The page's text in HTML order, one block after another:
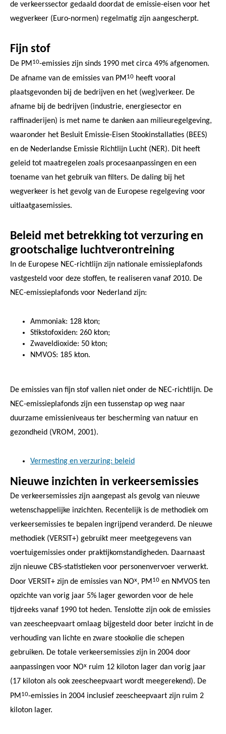
de verkeerssector gedaald doordat de emissie-eisen voor het
wegverkeer (Euro-normen) regelmatig zijn aangescherpt.
Fijn stof
De PM 10-emissies zijn sinds 1990 met circa 49% afgenomen.
De afname van de emissies van PM 10 heeft vooral
plaatsgevonden bij de bedrijven en het (weg)verkeer. De
afname bij de bedrijven (industrie, energiesector en
raffinaderijen) is met name te danken aan milieuregelgeving,
waaronder het Besluit Emissie-Eisen Stookinstallaties (BEES)
en de Nederlandse Emissie Richtlijn Lucht (NER). Dit heeft
geleid tot maatregelen zoals procesaanpassingen en een
toename van het gebruik van filters. De daling bij het
wegverkeer is het gevolg van de Europese regelgeving voor
uitlaatgasemissies.
Beleid met betrekking tot verzuring en
grootschalige luchtverontreining
In de Europese NEC-richtlijn zijn nationale emissieplafonds
vastgesteld voor deze stoffen, te realiseren vanaf 2010. De
NEC-emissieplafonds voor Nederland zijn:
Ammoniak: 128 kton;
Stikstofoxiden: 260 kton;
Zwaveldioxide: 50 kton;
NMVOS: 185 kton.
De emissies van fijn stof vallen niet onder de NEC-richtlijn. De
NEC-emissieplafonds zijn een tussenstap op weg naar
duurzame emissieniveaus ter bescherming van natuur en
gezondheid (VROM, 2001).
Vermesting en verzuring: beleid
Nieuwe inzichten in verkeersemissies
De verkeersemissies zijn aangepast als gevolg van nieuwe
wetenschappelijke inzichten. Recentelijk is de methodiek om
verkeersemissies te bepalen ingrijpend veranderd. De nieuwe
methodiek (VERSIT+) gebruikt meer meetgegevens van
voertuigemissies onder praktijkomstandigheden. Daarnaast
zijn nieuwe CBS-statistieken voor personenvervoer verwerkt.
Door VERSIT+ zijn de emissies van NOx, PM 10 en NMVOS ten
opzichte van vorig jaar 5% lager geworden voor de hele
tijdreeks vanaf 1990 tot heden. Tenslotte zijn ook de emissies
van zeescheepvaart omlaag bijgesteld door beter inzicht in de
verhouding van lichte en zware stookolie die schepen
gebruiken. De totale verkeersemissies zijn in 2004 door
aanpassingen voor NOx ruim 12 kiloton lager dan vorig jaar
(17 kiloton als ook zeescheepvaart wordt meegerekend). De
PM 10-emissies in 2004 inclusief zeescheepvaart zijn ruim 2
kiloton lager.